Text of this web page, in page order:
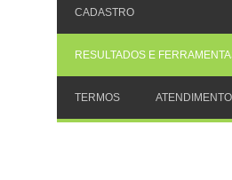
CADASTRO
RESULTADOS E
TERMOS ATENDIMENTO